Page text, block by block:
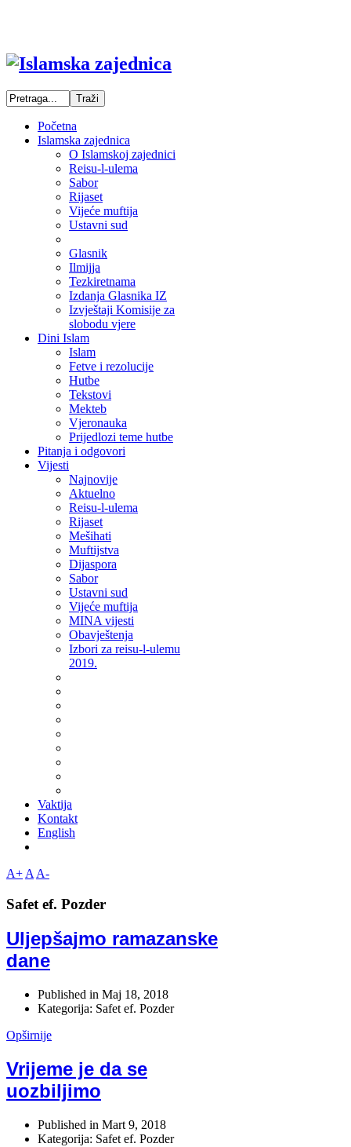
Početna
Islamska zajednica
O Islamskoj zajednici
Reisu-l-ulema
Sabor
Rijaset
Vijeće muftija
Ustavni sud
Glasnik
Ilmijja
Tezkiretnama
Izdanja Glasnika IZ
Izvještaji Komisije za
slobodu vjere
Dini Islam
Islam
Fetve i rezolucije
Hutbe
Tekstovi
Mekteb
Vjeronauka
Prijedlozi teme hutbe
Pitanja i odgovori
Vijesti
Najnovije
Aktuelno
Reisu-l-ulema
Rijaset
Mešihati
Muftijstva
Dijaspora
Sabor
Ustavni sud
Vijeće muftija
MINA vijesti
Obavještenja
Izbori za reisu-l-ulemu
2019.
Vaktija
Kontakt
English
A+ A A-
Safet ef. Pozder
Uljepšajmo ramazanske
dane
Published in Maj 18, 2018
Kategorija: Safet ef. Pozder
Opširnije
Vrijeme je da se
uozbiljimo
Published in Mart 9, 2018
Kategorija: Safet ef. Pozder